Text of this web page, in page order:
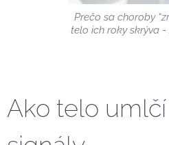
Prečo sa choroby
telo ich roky skrýva
Ako telo